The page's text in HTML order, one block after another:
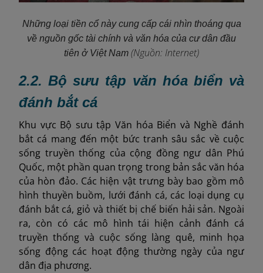
Những loại tiền cổ này cung cấp cái nhìn thoáng qua
về nguồn gốc tài chính và văn hóa của cư dân đầu
tiên ở Việt Nam (Nguồn: Internet)
2.2. Bộ sưu tập văn hóa biển và
đánh bắt cá
Khu vực Bộ sưu tập Văn hóa Biển và Nghề đánh
bắt cá mang đến một bức tranh sâu sắc về cuộc
sống truyền thống của cộng đồng ngư dân Phú
Quốc, một phần quan trọng trong bản sắc văn hóa
của hòn đảo. Các hiện vật trưng bày bao gồm mô
hình thuyền buồm, lưới đánh cá, các loại dụng cụ
đánh bắt cá, giỏ và thiết bị chế biến hải sản. Ngoài
ra, còn có các mô hình tái hiện cảnh đánh cá
truyền thống và cuộc sống làng quê, minh họa
sống động các hoạt động thường ngày của ngư
dân địa phương.